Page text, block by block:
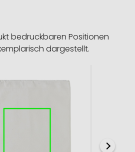
bedruckbaren Positionen
dargestellt.